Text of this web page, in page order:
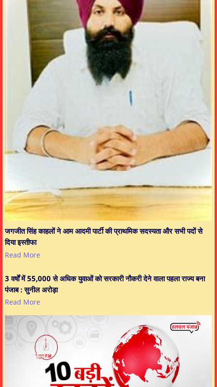
जगजीत सिंह काहलों ने आम आदमी पार्टी की प्राथमिक सदस्यता और सभी पदों से
दिया इस्तीफा
Read More
3 वर्षों में 55,000 से अधिक युवाओं को सरकारी नौकरी देने वाला पहला राज्य बना
पंजाब : सुनील अरोड़ा
Read More